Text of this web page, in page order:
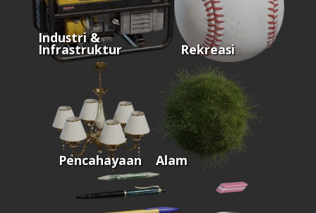
Industri &
Infrastruktur Rekreasi
Pencahayaan Alam